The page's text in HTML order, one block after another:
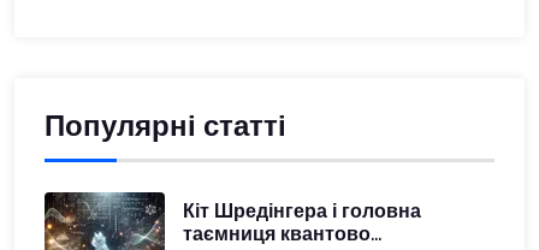
Популярні статті
Кіт Шредінгера і головна
таємниця квантово...